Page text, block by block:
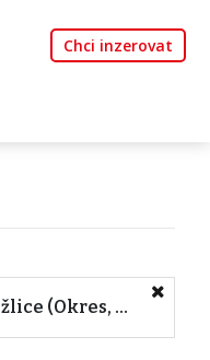
Chci inzerovat
Domažlice (Okres, Plzeňský kraj)